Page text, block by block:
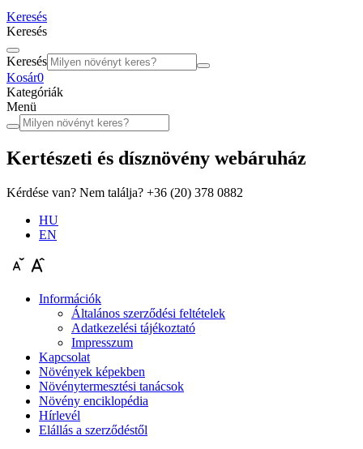
Keresés
Keresés
Keresés
Kosár0
Kategóriák
Menü
Kertészeti és dísznövény webáruház
Kérdése van? Nem találja? +36 (20) 378 0882
HU
EN
Információk
Általános szerződési feltételek
Adatkezelési tájékoztató
Impresszum
Kapcsolat
Növények képekben
Növénytermesztési tanácsok
Növény enciklopédia
Hírlevél
Elállás a szerződéstől